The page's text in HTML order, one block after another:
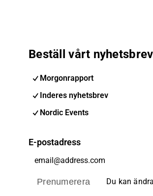
Beställ vårt
Morgonrapport
Inderes nyhetsbrev
Nordic Events
E-postadress
Prenumerera Du kan